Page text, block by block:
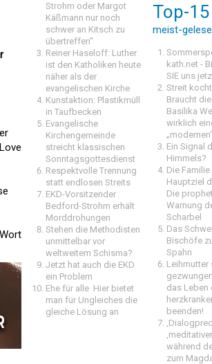
Strohm oder Margot
Käßmann nur noch
schwer an Kitsch zu
übertreffen"
Reiner Haseloff: Luther
ist den Katholiken heute
näher als der
evangelischen Kirche
Kunstaktion: Plastikmüll
in Taufbecken
Evangelische
Kirchengemeinde
streicht klassischen
Sonntagsgottesdienst
Respektvolle Trennung
statt endlosen Streits
EKD-Vorsitzender
Bedford-Strohm erhält
Morddrohungen
Stehen die Methodisten
unmittelbar vor
weltweitem Schisma?
Jetzt hat auch die EKD
ein Problem
Ehe für alle  Hier bietet
man für Ungleiches die
gleiche Lösung an
Top-15
meist-
kath.net -
SIE uns
Streit
Braucht
Basilika
wirklich
Ein Signal
Himmels?
Die
Hauptziel
Die
Warnung
Scharbel
Das
Bischöfe
Spahn
Leihmutter
das Leben
beenden!
während
zum